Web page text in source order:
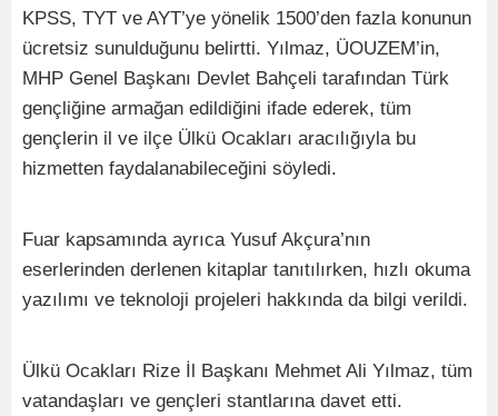
KPSS, TYT ve AYT’ye yönelik 1500’den fazla konunun
ücretsiz sunulduğunu belirtti. Yılmaz, ÜOUZEM’in,
MHP Genel Başkanı Devlet Bahçeli tarafından Türk
gençliğine armağan edildiğini ifade ederek, tüm
gençlerin il ve ilçe Ülkü Ocakları aracılığıyla bu
hizmetten faydalanabileceğini söyledi.
Fuar kapsamında ayrıca Yusuf Akçura’nın
eserlerinden derlenen kitaplar tanıtılırken, hızlı okuma
yazılımı ve teknoloji projeleri hakkında da bilgi verildi.
Ülkü Ocakları Rize İl Başkanı Mehmet Ali Yılmaz, tüm
vatandaşları ve gençleri stantlarına davet etti.